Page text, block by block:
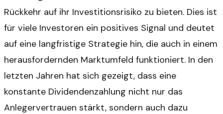
Rückkehr auf ihr Investitionsrisiko zu bieten. Dies ist
für viele Investoren ein positives Signal und deutet
auf eine langfristige Strategie hin, die auch in einem
herausfordernden Marktumfeld funktioniert. In den
letzten Jahren hat sich gezeigt, dass eine
konstante Dividendenzahlung nicht nur das
Anlegervertrauen stärkt, sondern auch dazu